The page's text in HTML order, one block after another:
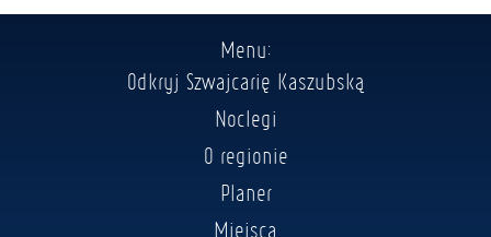
Menu:
Odkryj Szwajcarię Kaszubską
Noclegi
O regionie
Planer
Miejsca